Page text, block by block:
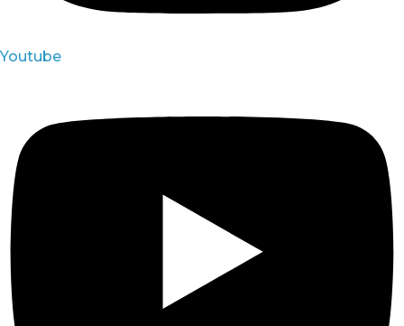
Youtube